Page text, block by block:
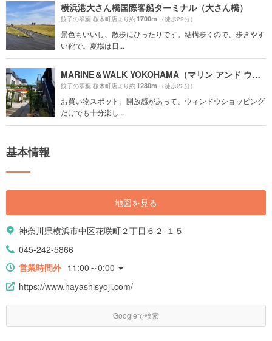
横浜港大さん橋国際客船ターミナル（大さん橋）
餃子の翠葉 桜木町店より約1700m （徒歩29分）
景色もいいし、散歩にぴったりです。結構歩くので、歩きやす
い靴で。夏場は日...
MARINE＆WALK YOKOHAMA（マリン アンド ウォーク ヨコハマ）
餃子の翠葉 桜木町店より約1280m （徒歩22分）
お買い物スポット。開放感があって、ウィンドウショッピング
だけでも十分楽し...
基本情報
地図を見る
神奈川県横浜市中区花咲町２丁目６２-１５
045-242-5866
営業時間外 11:00～0:00
https://www.hayashisyoji.com/
Googleで検索